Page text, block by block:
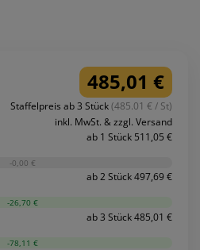
485,01 €
Staffelpreis ab 3 Stück(485.01 € / St)
inkl. MwSt. & zzgl. Versand
ab 1 Stück 511,05 €
-0,00 €
ab 2 Stück 497,69 €
-26,70 €
ab 3 Stück 485,01 €
-78,11 €